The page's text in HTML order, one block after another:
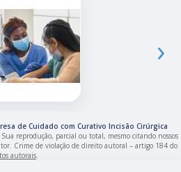
›
de Cuidado com Curativo Incisão Cirúrgica
reprodução, parcial ou total, mesmo citando nossos
Crime de violação de direito autoral – artigo 184 do
autorais.